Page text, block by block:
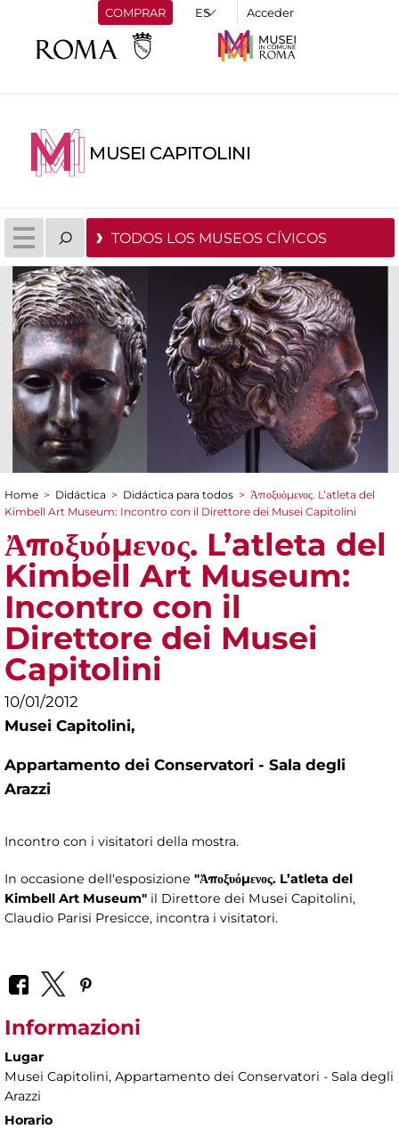
COMPRAR Acceder
MUSEI CAPITOLINI
TODOS LOS MUSEOS CÍVICOS
You are here
Home > Didáctica > Didáctica para todos > Ἀποξυόμενος. L’atleta del
Kimbell Art Museum: Incontro con il Direttore dei Musei Capitolini
Ἀποξυόμενος. L’atleta del
Kimbell Art Museum:
Incontro con il
Direttore dei Musei
Capitolini
10/01/2012
Musei Capitolini,
Appartamento dei Conservatori - Sala degli
Arazzi
Incontro con i visitatori della mostra.
In occasione dell'esposizione "Ἀποξυόμενος. L’atleta del
Kimbell Art Museum" il Direttore dei Musei Capitolini,
Claudio Parisi Presicce, incontra i visitatori.
Informazioni
Lugar
Musei Capitolini, Appartamento dei Conservatori - Sala degli
Arazzi
Horario